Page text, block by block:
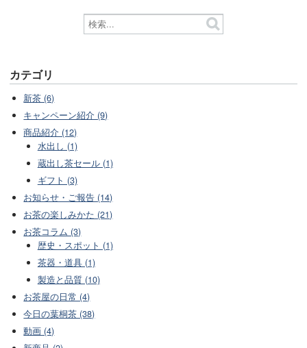
カテゴリ
新茶 (6)
キャンペーン紹介 (9)
商品紹介 (12)
水出し (1)
蔵出し茶セール (1)
ギフト (3)
お知らせ・ご報告 (14)
お茶の楽しみかた (21)
お茶コラム (3)
歴史・スポット (1)
茶器・道具 (1)
製造と品質 (10)
お茶屋の日常 (4)
今日の葉桐茶 (38)
動画 (4)